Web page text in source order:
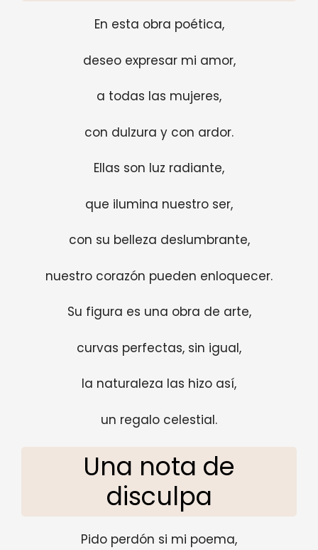
En esta obra poética,
deseo expresar mi amor,
a todas las mujeres,
con dulzura y con ardor.
Ellas son luz radiante,
que ilumina nuestro ser,
con su belleza deslumbrante,
nuestro corazón pueden enloquecer.
Su figura es una obra de arte,
curvas perfectas, sin igual,
la naturaleza las hizo así,
un regalo celestial.
Una nota de
disculpa
Pido perdón si mi poema,